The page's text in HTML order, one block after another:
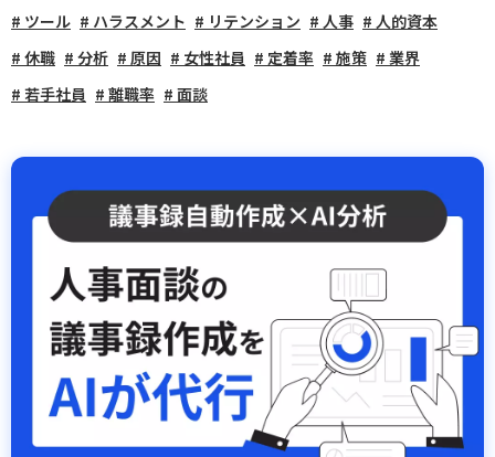
ツール
ハラスメント リテンション 人事
人的資本
休職
分析 原因 女性社員 定着率 施策
業界
若手社員
離職率 面談